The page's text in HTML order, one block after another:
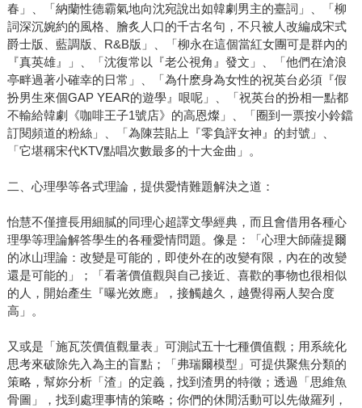
春」、「納蘭性德霸氣地向沈宛說出如韓劇男主的臺詞」、「柳
詞深沉婉約的風格、膾炙人口的千古名句，不只被人改編成宋式
爵士版、藍調版、R&B版」、「柳永在這個當紅女團可是群內的
『真英雄』」、「沈復常以『老公視角』發文」、「他們在滄浪
亭畔過著小確幸的日常」、「為什麽身為女性的祝英台必須『假
扮男生來個GAP YEAR的遊學』哏呢」、「祝英台的扮相一點都
不輸給韓劇《咖啡王子1號店》的高恩燦」、「圈到一票按小鈴鐺
訂閱頻道的粉絲」、「為陳芸貼上『零負評女神』的封號」、
「它堪稱宋代KTV點唱次數最多的十大金曲」。
二、心理學等各式理論，提供愛情難題解決之道：
怡慧不僅擅長用細膩的同理心超譯文學經典，而且會借用各種心
理學等理論解答學生的各種愛情問題。像是：「心理大師薩提爾
的冰山理論：改變是可能的，即使外在的改變有限，內在的改變
還是可能的」；「看著價值觀與自己接近、喜歡的事物也很相似
的人，開始產生『曝光效應』，接觸越久，越覺得兩人契合度
高」。
又或是「施瓦茨價值觀量表」可測試五十七種價值觀；用系統化
思考來破除先入為主的盲點；「弗瑞爾模型」可提供聚焦分類的
策略，幫妳分析「渣」的定義，找到渣男的特徵；透過「思維魚
骨圖」，找到處理事情的策略；你們的休閒活動可以先做羅列，